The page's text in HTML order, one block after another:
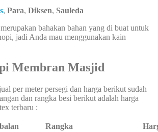
, Para, Diksen, Sauleda
bahakan bahan yang di buat untuk
jadi Anda mau menggunakan kain
Membran Masjid
per meter persegi dan harga berikut sudah
dan rangka besi berikut adalah harga
terbaru :
Rangka